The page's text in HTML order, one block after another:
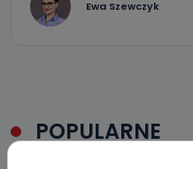
Ewa Szewczyk
POPULARNE